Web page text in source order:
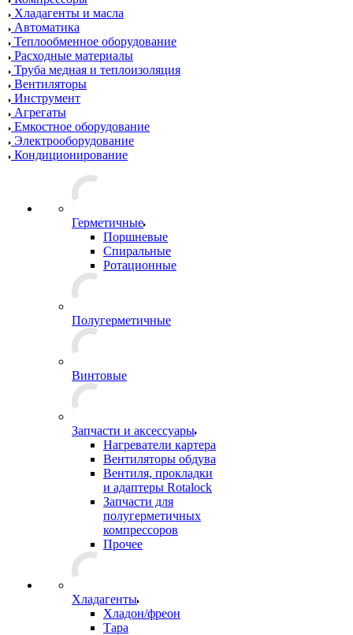
Хладагенты и масла
Автоматика
Теплообменное оборудование
Расходные материалы
Труба медная и теплоизоляция
Вентиляторы
Инструмент
Агрегаты
Емкостное оборудование
Электрооборудование
Кондиционирование
Герметичные
Поршневые
Спиральные
Ротационные
Полугерметичные
Винтовые
Запчасти и аксессуары
Нагреватели картера
Вентиляторы обдува
Вентиля, прокладки
и адаптеры Rotalock
Запчасти для
полугерметичных
компрессоров
Прочее
Хладагенты
Хладон/фреон
Тара